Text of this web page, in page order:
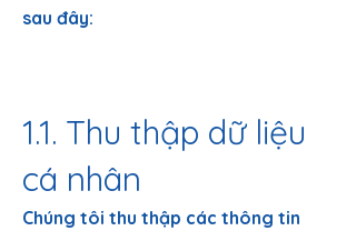
sau đây:
1.1. Thu thập dữ liệu
cá nhân
Chúng tôi thu thập các thông tin